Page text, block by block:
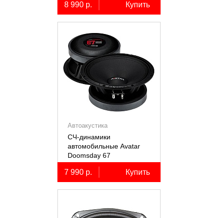
8 990 р. Купить
Автоакустика
СЧ-динамики
автомобильные Avatar
Doomsday 67
7 990 р. Купить